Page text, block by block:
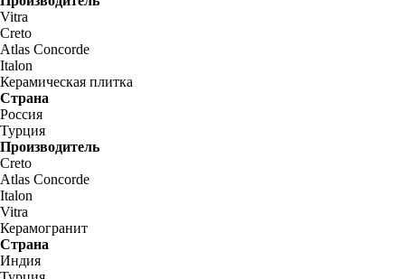
Vitra
Creto
Atlas Concorde
Italon
Керамическая плитка
Страна
Россия
Турция
Производитель
Creto
Atlas Concorde
Italon
Vitra
Керамогранит
Страна
Индия